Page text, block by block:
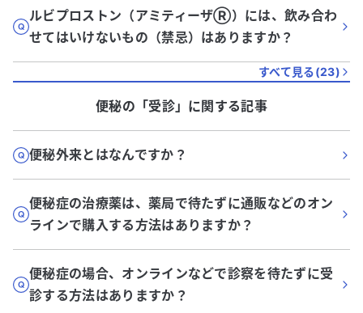
ルビプロストン（アミティーザⓇ）には、飲み合わ
せてはいけないもの（禁忌）はありますか？
すべて見る(23)
便秘の「受診」に関する記事
便秘外来とはなんですか？
便秘症の治療薬は、薬局で待たずに通販などのオン
ラインで購入する方法はありますか？
便秘症の場合、オンラインなどで診察を待たずに受
診する方法はありますか？